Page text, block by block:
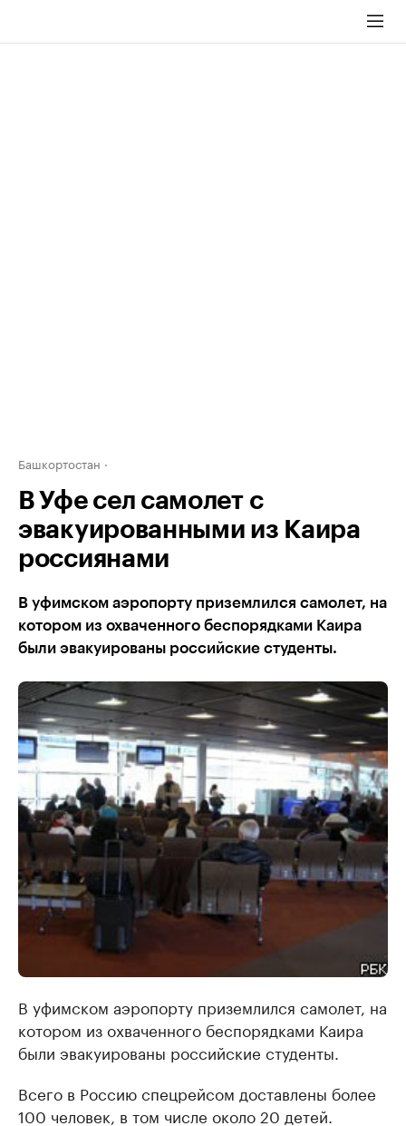
Башкортостан
В Уфе сел самолет с
эвакуированными из Каира
россиянами
В уфимском аэропорту приземлился самолет, на
котором из охваченного беспорядками Каира
были эвакуированы российские студенты.
В уфимском аэропорту приземлился самолет, на
котором из охваченного беспорядками Каира
были эвакуированы российские студенты.
Всего в Россию спецрейсом доставлены более
100 человек, в том числе около 20 детей.